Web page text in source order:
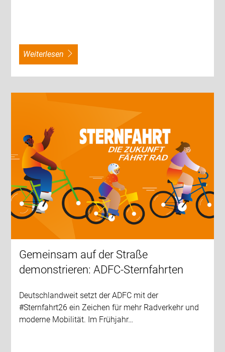
weiterlesen
Gemeinsam auf der Straße
demonstrieren: ADFC-Sternfahrten
Deutschlandweit setzt der ADFC mit der
#Sternfahrt26 ein Zeichen für mehr Radverkehr und
moderne Mobilität. Im Frühjahr…